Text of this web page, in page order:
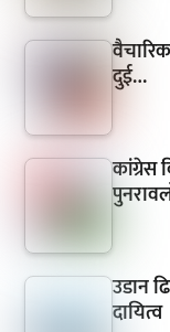
दुई…
कांग्रेस
उडान
दायित्व